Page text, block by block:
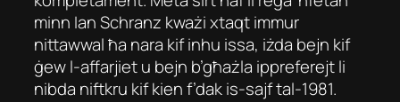
minn Ian Schranz kważi xtaqt immur
nittawwal ħa nara kif inhu issa, iżda bejn kif
ġew l-affarjiet u bejn b’għażla ippreferejt li
nibda niftkru kif kien f’dak is-sajf tal-1981.